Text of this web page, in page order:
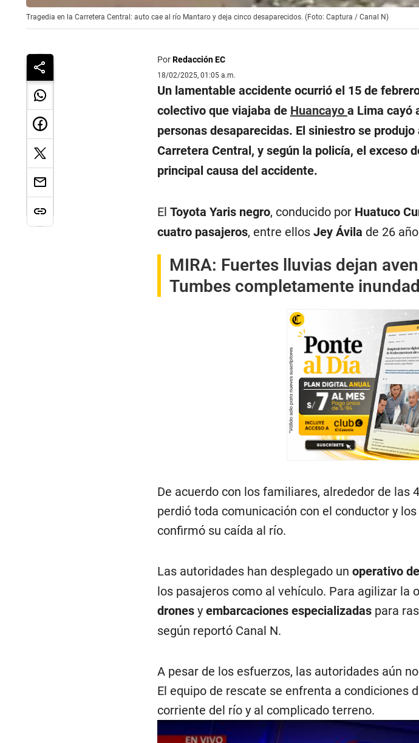
Tragedia en la Carretera Central: auto cae al río Mantaro y deja cinco desaparecidos. (Foto: Captura / Canal N)
PorRedacción EC
18/02/2025, 01:05 a.m.
Un lamentable accidente ocurrió el 15 de
colectivo que viajaba de Huancayo a Lima cayó
personas desaparecidas. El siniestro se
Carretera Central, y según la policía, el exceso
principal causa del accidente.
El Toyota Yaris negro, conducido por Huatuco
cuatro pasajeros, entre ellos Jey Ávila de 26
MIRA: Fuertes lluvias dejan
Tumbes completamente
De acuerdo con los familiares, alrededor de las
perdió toda comunicación con el conductor y
confirmó su caída al río.
Las autoridades han desplegado un operativo
los pasajeros como al vehículo. Para agilizar la
dronesy embarcaciones especializadaspara
según reportó Canal N.
A pesar de los esfuerzos, las autoridades aún
El equipo de rescate se enfrenta a condiciones
corriente del río y al complicado terreno.